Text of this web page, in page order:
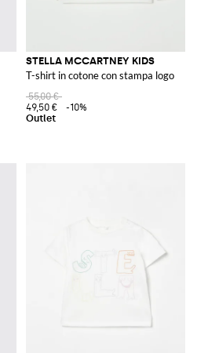
STELLA MCCARTNEY KIDS
T-shirt in cotone con stampa logo
55,00 €
49,50 €
-10%